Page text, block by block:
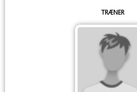
TRÆNER